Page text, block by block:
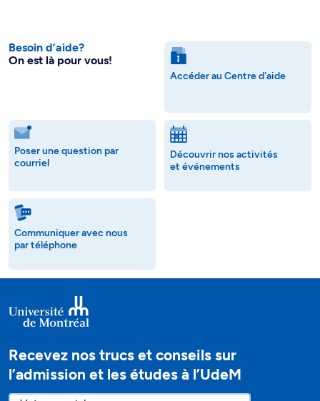
Besoin d’aide?
On est là pour vous!
Accéder au Centre d'aide
Poser une question par
courriel
Découvrir nos activités
et événements
Communiquer avec nous
par téléphone
Recevez nos trucs et conseils sur
l’admission et les études à l’UdeM